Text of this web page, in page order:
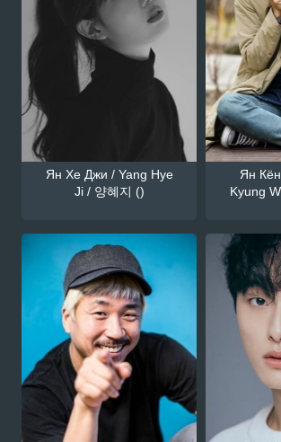
Ян Хе Джи / Yang Hye
Ji / 양혜지 ()
Ян
Kyung